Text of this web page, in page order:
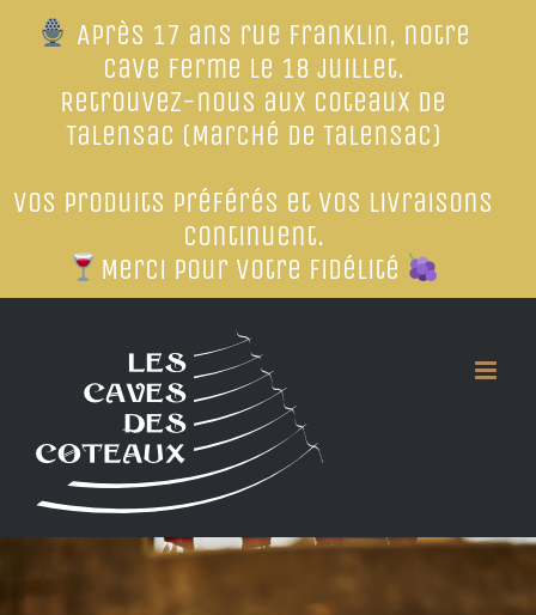
Après 17 ans rue Franklin, notre
cave ferme le 18 juillet.
Retrouvez-nous aux Coteaux de
Talensac (Marché de Talensac)
Vos produits préférés et vos livraisons
continuent.
Merci pour votre fidélité